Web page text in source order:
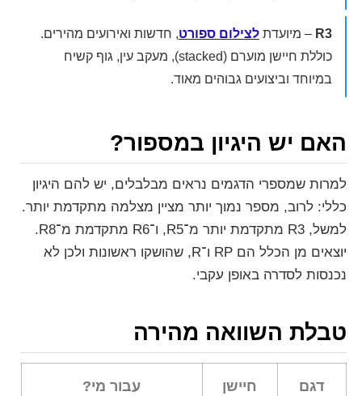
R3 – מיועדתלצילום ספורט, חדשות ואירועים מהירים.
כוללת חיישן מוערם (stacked), מעקב עין, גוף קשיח
במיוחד וביצועים גבוהים מאוד.
האם יש היגיון במספור?
למרות שמספרי הדגמים נראים מבלבלים, יש להם היגיון
כללי: לרוב, מספר נמוך יותר מציין מצלמה מתקדמת יותר.
למשל, R3 מתקדמת יותר מ־R5, ו־R6 מתקדמת מ־R8.
יוצאים מן הכלל הם RP ו־R, שהושקו ראשונות ולכן לא
נכנסות לסדרה באופן עקבי.
טבלת השוואה מהירה
דגם חיישן עבור מי?